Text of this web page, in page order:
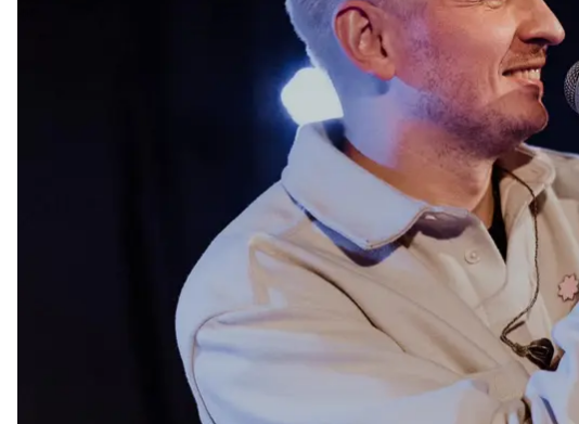
на своей странице в Instagram.
Музыкант отметил, что это решение «добровольное и
«Все необходимое получил, в ближайший месяц будет
со всем остальным разбираюсь по ходу. На связи!»
—